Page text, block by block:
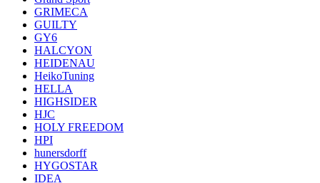
GRIMECA
GUILTY
GY6
HALCYON
HEIDENAU
HeikoTuning
HELLA
HIGHSIDER
HJC
HOLY FREEDOM
HPI
hunersdorff
HYGOSTAR
IDEA